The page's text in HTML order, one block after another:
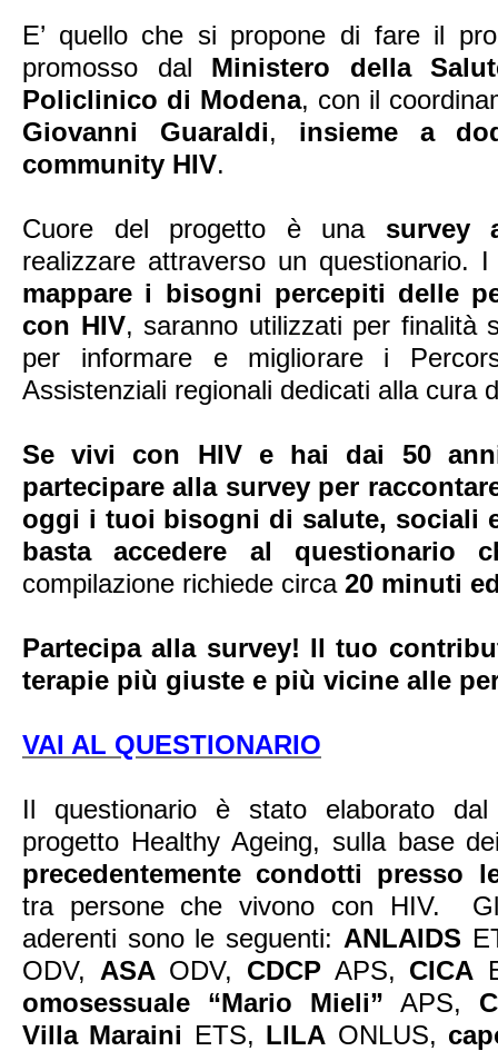
E’ quello che si propone di fare il
promosso dal Ministero della
Policlinico di Modena, con il
Giovanni Guaraldi, insieme a
community HIV.
Cuore del progetto è una survey
realizzare attraverso un questionario.
mappare i bisogni percepiti delle
con HIV, saranno utilizzati per finalità
per informare e migliorare i
Assistenziali regionali dedicati alla cura
Se vivi con HIV e hai dai 50
partecipare alla survey per
oggi i tuoi bisogni di salute, sociali
basta accedere al questionario
compilazione richiede circa 20 minuti
Partecipa alla survey! Il tuo
terapie più giuste e più vicine alle
VAI AL QUESTIONARIO
Il questionario è stato elaborato
progetto Healthy Ageing, sulla base
precedentemente condotti presso
tra persone che vivono con HIV.
aderenti sono le seguenti: ANLAIDS
ODV, ASAODV, CDCP APS, CICA
omosessuale “Mario Mieli” APS,
Villa Maraini ETS, LILA ONLUS,